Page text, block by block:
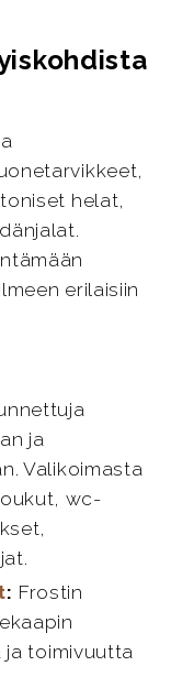
helat,
erilaisiin
ja
Valikoimasta
wc-
: Frostin
toimivuutta